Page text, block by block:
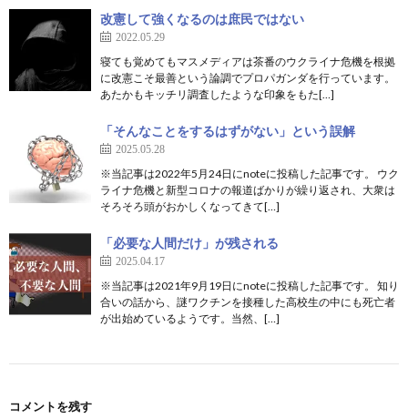
改憲して強くなるのは庶民ではない
2022.05.29
寝ても覚めてもマスメディアは茶番のウクライナ危機を根拠
に改憲こそ最善という論調でプロパガンダを行っています。
あたかもキッチリ調査したような印象をもた[…]
「そんなことをするはずがない」という誤解
2025.05.28
※当記事は2022年5月24日にnoteに投稿した記事です。 ウク
ライナ危機と新型コロナの報道ばかりが繰り返され、大衆は
そろそろ頭がおかしくなってきて[…]
「必要な人間だけ」が残される
2025.04.17
※当記事は2021年9月19日にnoteに投稿した記事です。 知り
合いの話から、謎ワクチンを接種した高校生の中にも死亡者
が出始めているようです。当然、[…]
コメントを残す